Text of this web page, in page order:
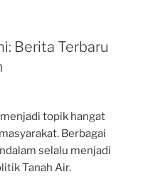
Berita Terbaru
topik hangat
Berbagai
selalu menjadi
Tanah Air.